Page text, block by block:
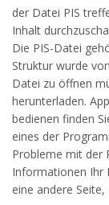
der Datei PIS
Inhalt
Die PIS-Datei
Struktur wurde
Datei zu öffnen
herunterladen.
bedienen finden
eines der
Probleme mit der
Informationen Ihr
eine andere Seite,